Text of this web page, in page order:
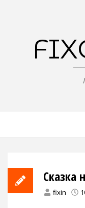
Сказка
fixin